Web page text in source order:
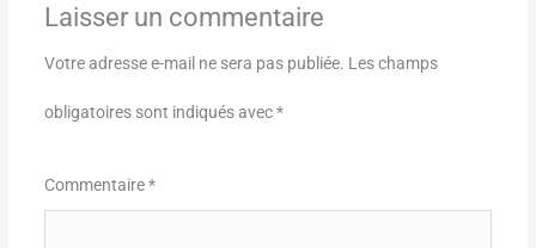
Laisser un commentaire
Votre adresse e-mail ne sera pas publiée. Les champs
obligatoires sont indiqués avec*
Commentaire*